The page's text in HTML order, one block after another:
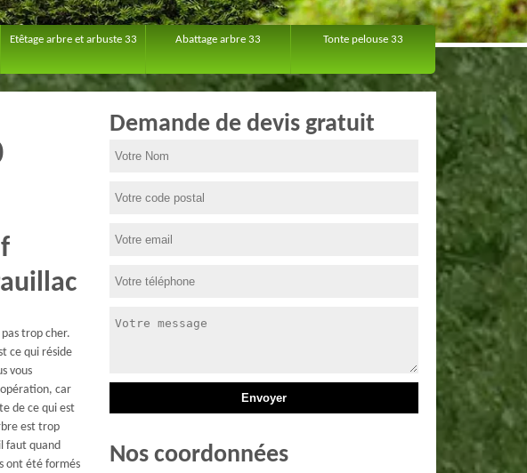
Etêtage arbre et arbuste 33 Abattage arbre 33 Tonte pelouse 33
trop cher.
ce qui réside
vous
car
de ce qui est
est trop
faut quand
ont été formés
Demande de devis gratuit
Nos coordonnées